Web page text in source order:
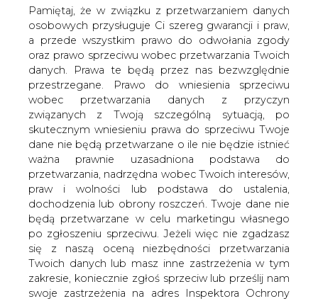
danych. Prawa te będą przez nas bezwzględnie
przestrzegane. Prawo do wniesienia sprzeciwu
wobec przetwarzania danych z przyczyn
związanych z Twoją szczególną sytuacją, po
skutecznym wniesieniu prawa do sprzeciwu Twoje
dane nie będą przetwarzane o ile nie będzie istnieć
ważna prawnie uzasadniona podstawa do
przetwarzania, nadrzędna wobec Twoich interesów,
praw i wolności lub podstawa do ustalenia,
dochodzenia lub obrony roszczeń. Twoje dane nie
będą przetwarzane w celu marketingu własnego
po zgłoszeniu sprzeciwu. Jeżeli więc nie zgadzasz
się z naszą oceną niezbędności przetwarzania
Twoich danych lub masz inne zastrzeżenia w tym
zakresie, koniecznie zgłoś sprzeciw lub prześlij nam
swoje zastrzeżenia na adres Inspektora Ochrony
Danych Osobowych pod adresiod@are.waw.pl.
Wycofanie zgody nie wpływa na zgodność z
prawem przetwarzania dokonanego przed jej
wycofaniem.
ropy naftowej z Rosji
Prezydent USA Joe Biden nie wyklucza
możliwości wprowadzenia zakazu
importu ropy naftowej z Rosji.
Prezydent Biden, pytany przez
dziennikarzy przed odlotem do Wisconsin,
czy jest możliwe wprowadzenie zakazu
importu ropy naftowej z Rosji,
odpowiedział:wszystkie opcje są na stole.